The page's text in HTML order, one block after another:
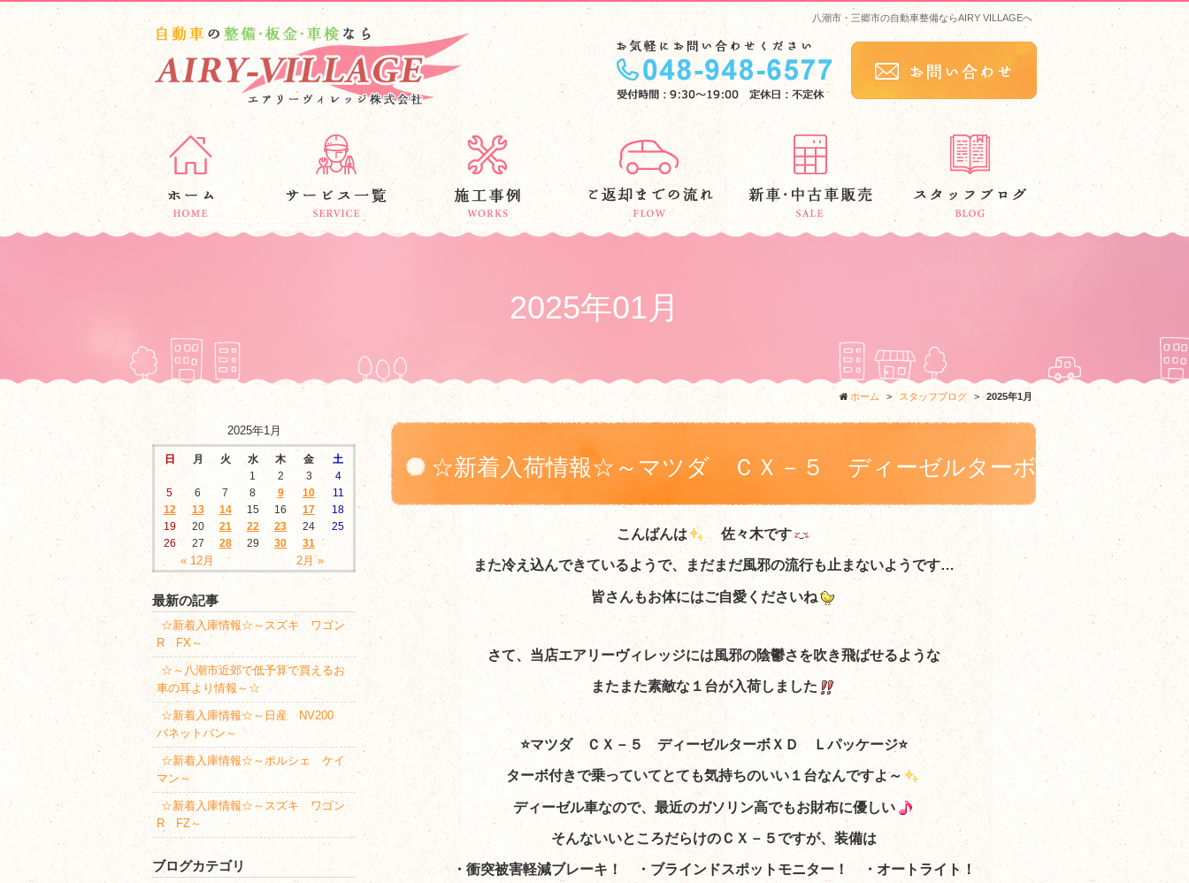
八潮市・三郷市の自動車整備ならAIRY VILLAGEへ
2025年01月
ホーム > スタッフブログ > 2025年1月
☆新着入荷情報☆～マツダ ＣＸ－５ ディーゼルターボ
ＸＤ Ｌパッケージ～
こんばんは 佐々木です
また冷え込んできているようで、まだまだ風邪の流行も止まないようです…
皆さんもお体にはご自愛くださいね
さて、当店エアリーヴィレッジには風邪の陰鬱さを吹き飛ばせるような
またまた素敵な１台が入荷しました
⭐マツダ ＣＸ－５ ディーゼルターボＸＤ Ｌパッケージ⭐
ターボ付きで乗っていてとても気持ちのいい１台なんですよ～
ディーゼル車なので、最近のガソリン高でもお財布に優しい
そんないいところだらけのＣＸ－５ですが、装備は
・衝突被害軽減ブレーキ！ ・ブラインドスポットモニター！ ・オートライト！
2025年1月
日 月 火 水 木 金 土
« 12月 2月 »
1 2 3
4
5
6 7 8 9 10
11
12
13 14 15 16 17
18
19
20 21 22 23 24
25
26
27 28 29 30 31
最新の記事
☆新着入庫情報☆～スズキ ワゴン
R FX～
☆～八潮市近郊で低予算で買えるお
車の耳より情報～☆
☆新着入庫情報☆～日産 NV200
バネットバン～
☆新着入庫情報☆～ポルシェ ケイ
マン～
☆新着入庫情報☆～スズキ ワゴン
R FZ～
ブログカテゴリ